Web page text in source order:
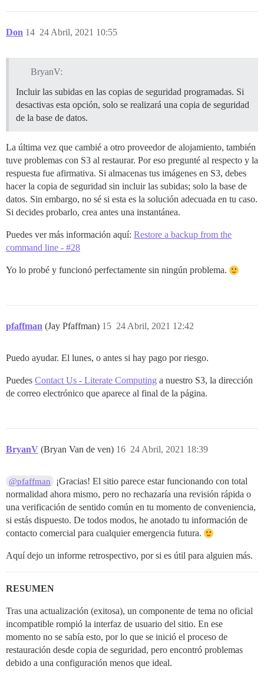
Don 24 Abril, 2021 10:55
14
BryanV:
Incluir las subidas en las copias de seguridad programadas. Si
desactivas esta opción, solo se realizará una copia de seguridad
de la base de datos.
La última vez que cambié a otro proveedor de alojamiento, también
tuve problemas con S3 al restaurar. Por eso pregunté al respecto y la
respuesta fue afirmativa. Si almacenas tus imágenes en S3, debes
hacer la copia de seguridad sin incluir las subidas; solo la base de
datos. Sin embargo, no sé si esta es la solución adecuada en tu caso.
Si decides probarlo, crea antes una instantánea.
Puedes ver más información aquí: Restore a backup from the
command line - #28
Yo lo probé y funcionó perfectamente sin ningún problema.
pfaffman (Jay Pfaffman) 24 Abril, 2021 12:42
15
Puedo ayudar. El lunes, o antes si hay pago por riesgo.
Puedes Contact Us - Literate Computing a nuestro S3, la dirección
de correo electrónico que aparece al final de la página.
BryanV (Bryan Van de ven) 24 Abril, 2021 18:39
16
@pfaffman
¡Gracias! El sitio parece estar funcionando con total
normalidad ahora mismo, pero no rechazaría una revisión rápida o
una verificación de sentido común en tu momento de conveniencia,
si estás dispuesto. De todos modos, he anotado tu información de
contacto comercial para cualquier emergencia futura.
Aquí dejo un informe retrospectivo, por si es útil para alguien más.
RESUMEN
Tras una actualización (exitosa), un componente de tema no oficial
incompatible rompió la interfaz de usuario del sitio. En ese
momento no se sabía esto, por lo que se inició el proceso de
restauración desde copia de seguridad, pero encontró problemas
debido a una configuración menos que ideal.